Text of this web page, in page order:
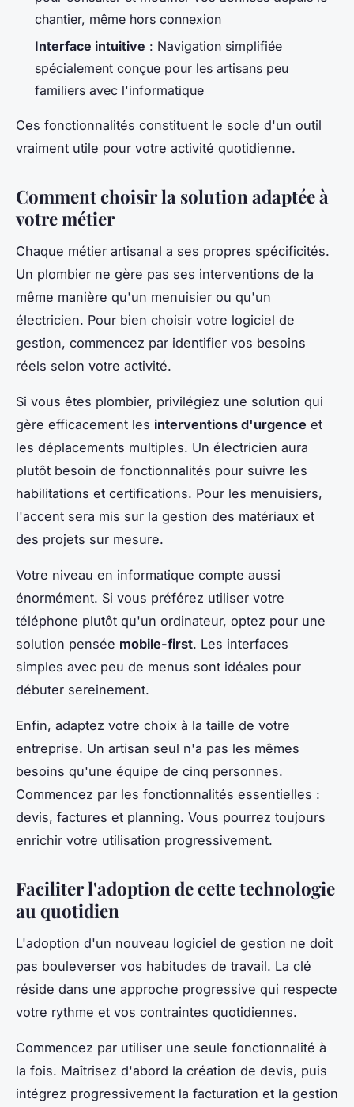
chantier, même hors connexion
Interface intuitive : Navigation simplifiée
spécialement conçue pour les artisans peu
familiers avec l'informatique
Ces fonctionnalités constituent le socle d'un outil
vraiment utile pour votre activité quotidienne.
Comment choisir la solution adaptée à
votre métier
Chaque métier artisanal a ses propres spécificités.
Un plombier ne gère pas ses interventions de la
même manière qu'un menuisier ou qu'un
électricien. Pour bien choisir votre logiciel de
gestion, commencez par identifier vos besoins
réels selon votre activité.
Si vous êtes plombier, privilégiez une solution qui
gère efficacement les interventions d'urgence et
les déplacements multiples. Un électricien aura
plutôt besoin de fonctionnalités pour suivre les
habilitations et certifications. Pour les menuisiers,
l'accent sera mis sur la gestion des matériaux et
des projets sur mesure.
Votre niveau en informatique compte aussi
énormément. Si vous préférez utiliser votre
téléphone plutôt qu'un ordinateur, optez pour une
solution pensée mobile-first. Les interfaces
simples avec peu de menus sont idéales pour
débuter sereinement.
Enfin, adaptez votre choix à la taille de votre
entreprise. Un artisan seul n'a pas les mêmes
besoins qu'une équipe de cinq personnes.
Commencez par les fonctionnalités essentielles :
devis, factures et planning. Vous pourrez toujours
enrichir votre utilisation progressivement.
Faciliter l'adoption de cette technologie
au quotidien
L'adoption d'un nouveau logiciel de gestion ne doit
pas bouleverser vos habitudes de travail. La clé
réside dans une approche progressive qui respecte
votre rythme et vos contraintes quotidiennes.
Commencez par utiliser une seule fonctionnalité à
la fois. Maîtrisez d'abord la création de devis, puis
intégrez progressivement la facturation et la gestion